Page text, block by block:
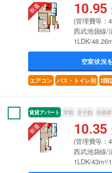
10.95
(管理費等：
西武池袋線/
1LDK/
空室状況
エアコン バス・トイレ別 2階
賃貸アパート 学割 女子割 合格
10.35
(管理費等：
西武池袋線/
1LDK/43m²/